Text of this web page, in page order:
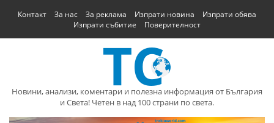
Контакт За нас За реклама Изпрати новина
Изпрати обява
Изпрати събитие
Поверителност
Новини, анализи, коментари и полезна информация от България
и Света! Четен в над 100 страни по света.